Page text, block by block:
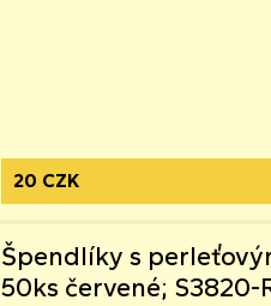
20 CZK
Špendlíky s
50ks červené; S3820-